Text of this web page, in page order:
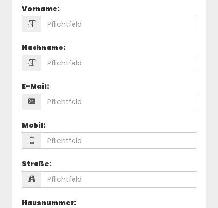
Vorname:
Nachname:
E-Mail:
Mobil:
Straße:
Hausnummer: